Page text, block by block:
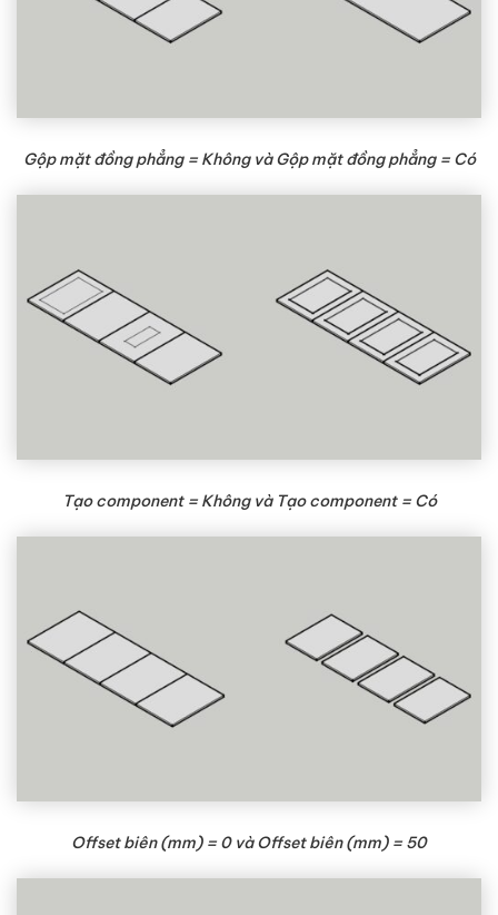
Gộp mặt đồng phẳng = Không và Gộp mặt đồng phẳng = Có
Tạo component = Không và Tạo component = Có
Offset biên (mm) = 0 và Offset biên (mm) = 50